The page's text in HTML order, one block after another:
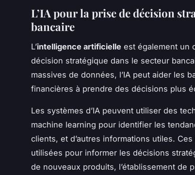
L’IA pour la prise de décision
bancaire
L’intelligence artificielle est également un
décision stratégique dans le secteur
massives de données, l’IA peut aider les
financières à prendre des décisions plus
Les systèmes d’IA peuvent utiliser des
machine learning pour identifier les
clients, et d’autres informations utiles.
utilisées pour informer les décisions
de nouveaux produits, l’établissement de